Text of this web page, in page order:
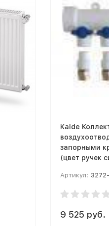
Kalde
запорными
(цвет ручек
Артикул:
9 525 руб.